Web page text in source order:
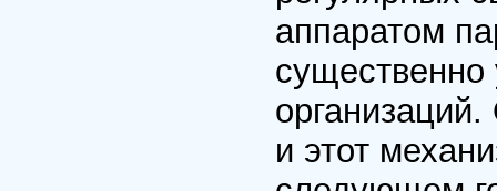
аппаратом
существенно
и этот